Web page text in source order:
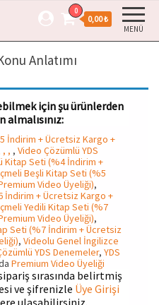
MENÜ
0
0,00 ₺
Anlatımı
için şu ürünlerden
almalısınız:
İndirim + Ücretsiz Kargo +
, , , Video Çözümlü YDS
Kitap Seti (%4 İndirim +
Beşli Kitap Seti (%5
Video Üyeliği),
İndirim + Ücretsiz Kargo +
Yedili Kitap Seti (%7
Video Üyeliği),
Seti (%7 İndirim + Ücretsiz
, Videolu Genel İngilizce
YDS Denemeler, YDS
Premium Video Üyeliği
sırasında belirtmiş
ve şifrenizle Üye Girişi
ulaşabilirsiniz.